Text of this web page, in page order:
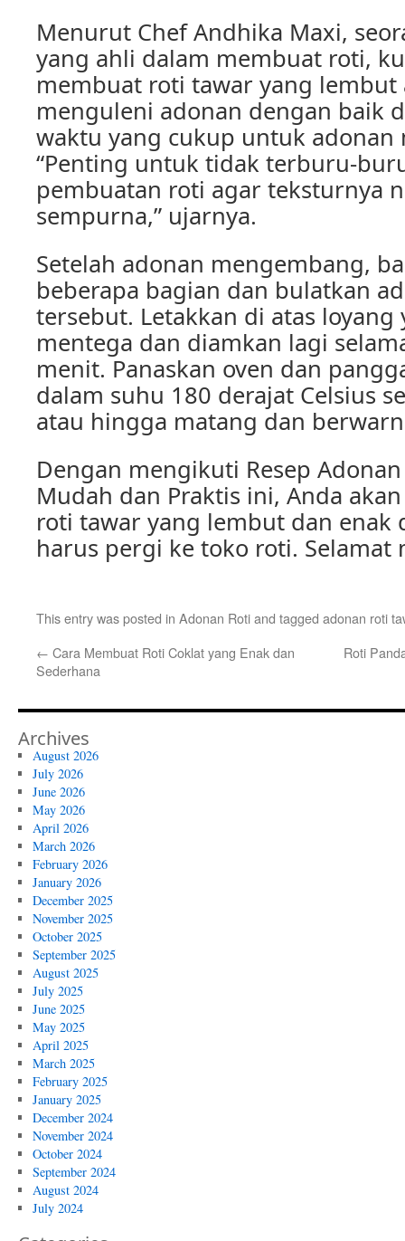
Menurut Chef Andhika Maxi,
yang ahli dalam membuat roti,
membuat roti tawar yang lembut
menguleni adonan dengan baik
waktu yang cukup untuk adonan
“Penting untuk tidak terburu-
pembuatan roti agar teksturnya
sempurna,” ujarnya.
Setelah adonan mengembang,
beberapa bagian dan bulatkan
tersebut. Letakkan di atas
mentega dan diamkan lagi
menit. Panaskan oven dan
dalam suhu 180 derajat Celsius
atau hingga matang dan
Dengan mengikuti Resep
Mudah dan Praktis ini, Anda
roti tawar yang lembut dan enak
harus pergi ke toko roti. Selamat
This entry was posted in Adonan Rotiand tagged adonan roti
← Cara Membuat Roti Coklat yang Enak dan
Sederhana
Roti
Archives
August 2026
July 2026
June 2026
May 2026
April 2026
March 2026
February 2026
January 2026
December 2025
November 2025
October 2025
September 2025
August 2025
July 2025
June 2025
May 2025
April 2025
March 2025
February 2025
January 2025
December 2024
November 2024
October 2024
September 2024
August 2024
July 2024